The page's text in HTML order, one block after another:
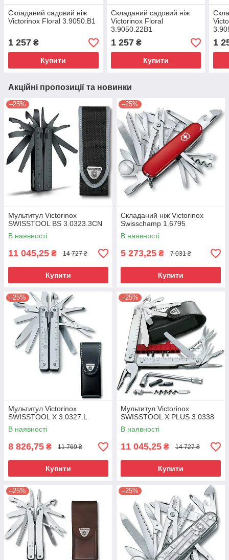
Складаний садовий ніж
Victorinox Floral 3.9050.B1
1 257 ₴
Купити
Складаний садовий ніж
Victorinox Floral
3.9050.22B1
1 257₴
Купити
1
Акційні пропозиції та новинки
–25%
Мультитул Victorinox
SWISSTOOL BS 3.0323.3CN
В наявності
11 045,25 ₴ 14 727 ₴
Купити
–25%
Складаний ніж Victorinox
Swisschamp 1.6795
В наявності
5 273,25 ₴ 7 031 ₴
Купити
–25%
Мультитул Victorinox
SWISSTOOL X 3.0327.L
В наявності
8 826,75 ₴ 11 769 ₴
Купити
–25%
Мультитул Victorinox
SWISSTOOL X PLUS 3.0338
В наявності
11 045,25 ₴ 14 727 ₴
Купити
–25% –25%